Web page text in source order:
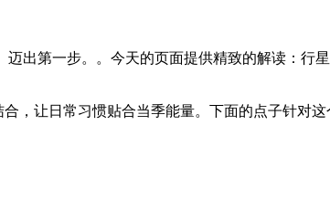
第一步。。今天的页面提供精致的解读：行
，让日常习惯贴合当季能量。下面的点子针对